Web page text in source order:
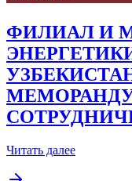
ФИЛИАЛ И
Читать далее